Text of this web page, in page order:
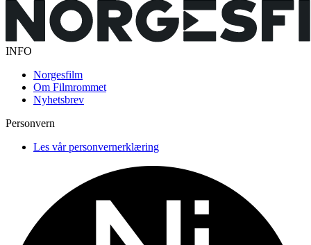
INFO
Norgesfilm
Om Filmrommet
Nyhetsbrev
Personvern
Les vår personvernerklæring